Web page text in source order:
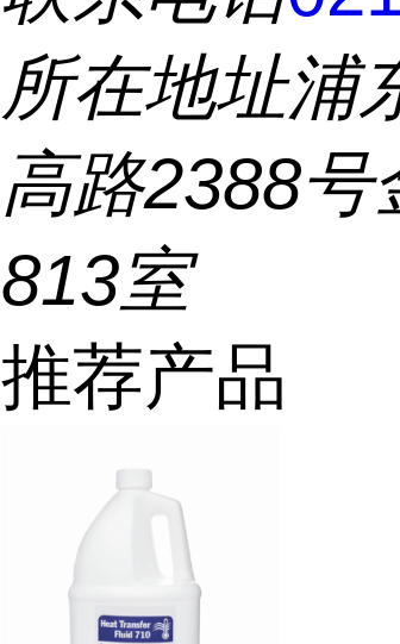
所在地址浦
高路2388
813室
推荐产品